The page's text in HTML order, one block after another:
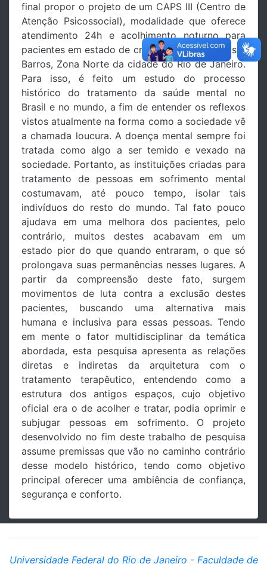
final propor o projeto de um CAPS III (Centro de
Atenção Psicossocial), modalidade que oferece
atendimento 24h e acolhimento noturno para
pacientes em estado de crise, no bairro de Costa
Barros, Zona Norte da cidade do Rio de Janeiro.
Para isso, é feito um estudo do processo
histórico do tratamento da saúde mental no
Brasil e no mundo, a fim de entender os reflexos
vistos atualmente na forma como a sociedade vê
a chamada loucura. A doença mental sempre foi
tratada como algo a ser temido e vexado na
sociedade. Portanto, as instituições criadas para
tratamento de pessoas em sofrimento mental
costumavam, até pouco tempo, isolar tais
indivíduos do resto do mundo. Tal fato pouco
ajudava em uma melhora dos pacientes, pelo
contrário, muitos destes acabavam em um
estado pior do que quando entraram, o que só
prolongava suas permanências nesses lugares. A
partir da compreensão deste fato, surgem
movimentos de luta contra a exclusão destes
pacientes, buscando uma alternativa mais
humana e inclusiva para essas pessoas. Tendo
em mente o fator multidisciplinar da temática
abordada, esta pesquisa apresenta as relações
diretas e indiretas da arquitetura com o
tratamento terapêutico, entendendo como a
estrutura dos antigos espaços, cujo objetivo
oficial era o de acolher e tratar, podia oprimir e
subjugar pessoas em sofrimento. O projeto
desenvolvido no fim deste trabalho de pesquisa
assume premissas que vão no caminho contrário
desse modelo histórico, tendo como objetivo
principal oferecer uma ambiência de confiança,
segurança e conforto.
Universidade Federal do Rio de Janeiro - Faculdade de